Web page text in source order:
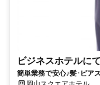
ビジネスホテルに
簡単業務で安心♪髪･ピア